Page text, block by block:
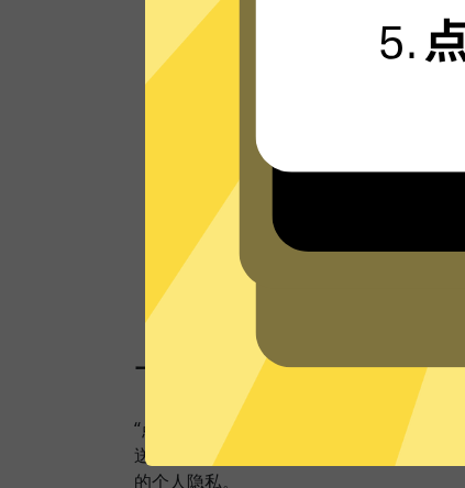
看看其他人的评价
一键连接，无需任何
“点击加速”，一键轻松连接。不论您是观
送私密信息等，快区加速器都能轻松帮你
的个人隐私。